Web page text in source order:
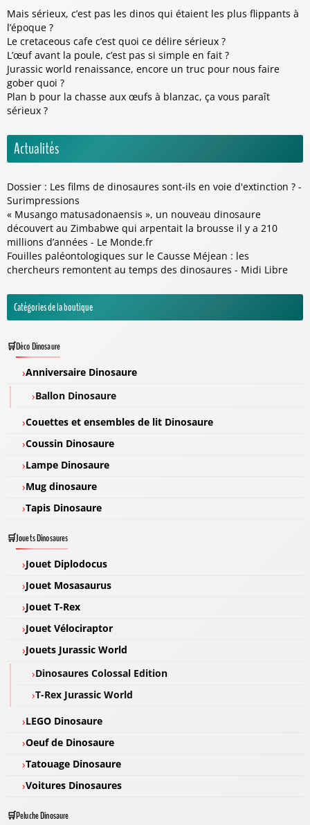
Mais sérieux, c’est pas les dinos qui étaient les plus flippants à
l’époque ?
Le cretaceous cafe c’est quoi ce délire sérieux ?
L’œuf avant la poule, c’est pas si simple en fait ?
Jurassic world renaissance, encore un truc pour nous faire
gober quoi ?
Plan b pour la chasse aux œufs à blanzac, ça vous paraît
sérieux ?
Actualités
Dossier : Les films de dinosaures sont-ils en voie d'extinction ? -
Surimpressions
« Musango matusadonaensis », un nouveau dinosaure
découvert au Zimbabwe qui arpentait la brousse il y a 210
millions d’années - Le Monde.fr
Fouilles paléontologiques sur le Causse Méjean : les
chercheurs remontent au temps des dinosaures - Midi Libre
Catégories de la boutique
Déco Dinosaure
Anniversaire Dinosaure
Ballon Dinosaure
Couettes et ensembles de lit Dinosaure
Coussin Dinosaure
Lampe Dinosaure
Mug dinosaure
Tapis Dinosaure
Jouets Dinosaures
Jouet Diplodocus
Jouet Mosasaurus
Jouet T-Rex
Jouet Vélociraptor
Jouets Jurassic World
Dinosaures Colossal Edition
T-Rex Jurassic World
LEGO Dinosaure
Oeuf de Dinosaure
Tatouage Dinosaure
Voitures Dinosaures
Peluche Dinosaure